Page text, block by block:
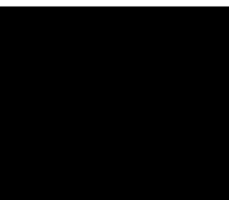
香港直送- 順豐海外